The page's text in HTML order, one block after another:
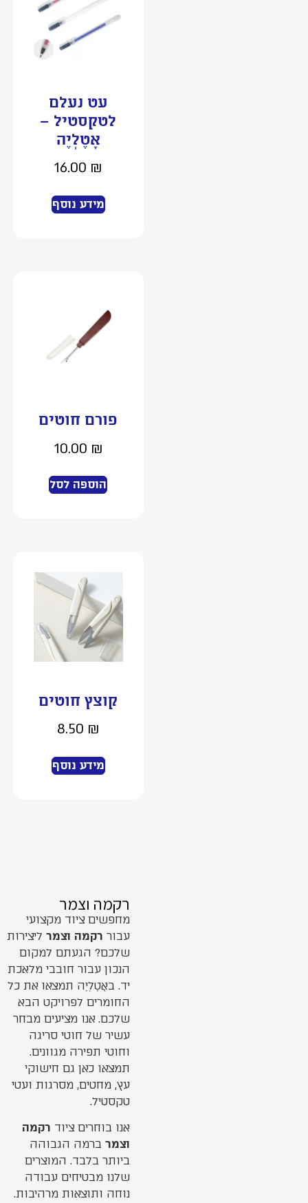
עט נעלם
לטקסטיל –
אָטֶלְיֶה
16.00₪
מידע נוסף
פורם חוטים
10.00₪
הוספה לסל
קוצץ חוטים
8.50₪
מידע נוסף
רקמה וצמר
מחפשים ציוד מקצועי
עבוררקמה וצמרליצירות
שלכם? הגעתם למקום
הנכון עבור חובבי מלאכת
יד. באָטֶלְיֶה תמצאו את כל
החומרים לפרויקט הבא
שלכם. אנו מציעים מבחר
עשיר של חוטי סריגה
וחוטי תפירה מגוונים.
תמצאו כאן גם חישוקי
עץ, מחטים, מסרגות ועטי
טקסטיל.
אנו בוחרים ציוד רקמה
וצמרברמה הגבוהה
ביותר בלבד. המוצרים
שלנו מבטיחים עבודה
נוחה ותוצאות מרהיבות.